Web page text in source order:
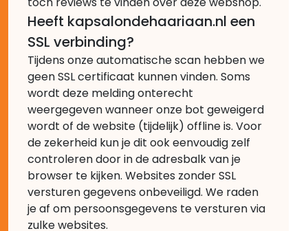
Heeft kapsalondehaariaan.nl een
SSL verbinding?
Tijdens onze automatische scan hebben we
geen SSL certificaat kunnen vinden. Soms
wordt deze melding onterecht
weergegeven wanneer onze bot geweigerd
wordt of de website (tijdelijk) offline is. Voor
de zekerheid kun je dit ook eenvoudig zelf
controleren door in de adresbalk van je
browser te kijken. Websites zonder SSL
versturen gegevens onbeveiligd. We raden
je af om persoonsgegevens te versturen via
zulke websites.